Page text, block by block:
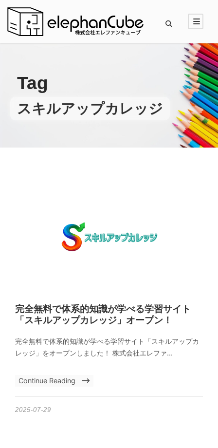
Tag
スキルアップカレッジ
完全無料で体系的知識が学べる学習サイト
「スキルアップカレッジ」オープン！
完全無料で体系的知識が学べる学習サイト「スキルアップカ
レッジ」をオープンしました！ 株式会社エレファ...
Continue Reading
2025-07-29